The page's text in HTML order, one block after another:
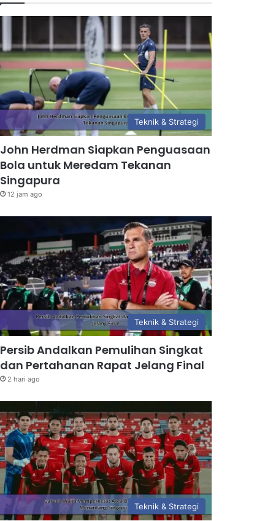
Teknik & Strategi
John Herdman Siapkan Penguasaan
Bola untuk Meredam Tekanan
Singapura
12 jam ago
Teknik & Strategi
Persib Andalkan Pemulihan Singkat
dan Pertahanan Rapat Jelang Final
2 hari ago
Teknik & Strategi